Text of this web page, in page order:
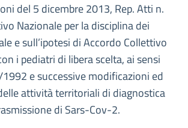
del 5 dicembre 2013, Rep. Atti n.
Nazionale per la disciplina dei
e sull’ipotesi di Accordo Collettivo
i pediatri di libera scelta, ai sensi
e successive modificazioni ed
attività territoriali di diagnostica
di Sars-Cov-2.